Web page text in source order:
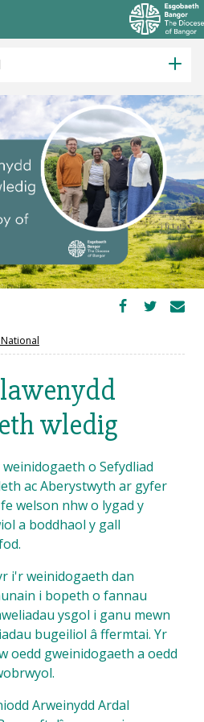
National
wledig
o Sefydliad
ac Aberystwyth ar gyfer
welson nhw o lygad y
a boddhaol y gall
i'r weinidogaeth dan
i bopeth o fannau
ysgol i ganu mewn
bugeiliol â ffermtai. Yr
oedd gweinidogaeth a oedd
Arweinydd Ardal